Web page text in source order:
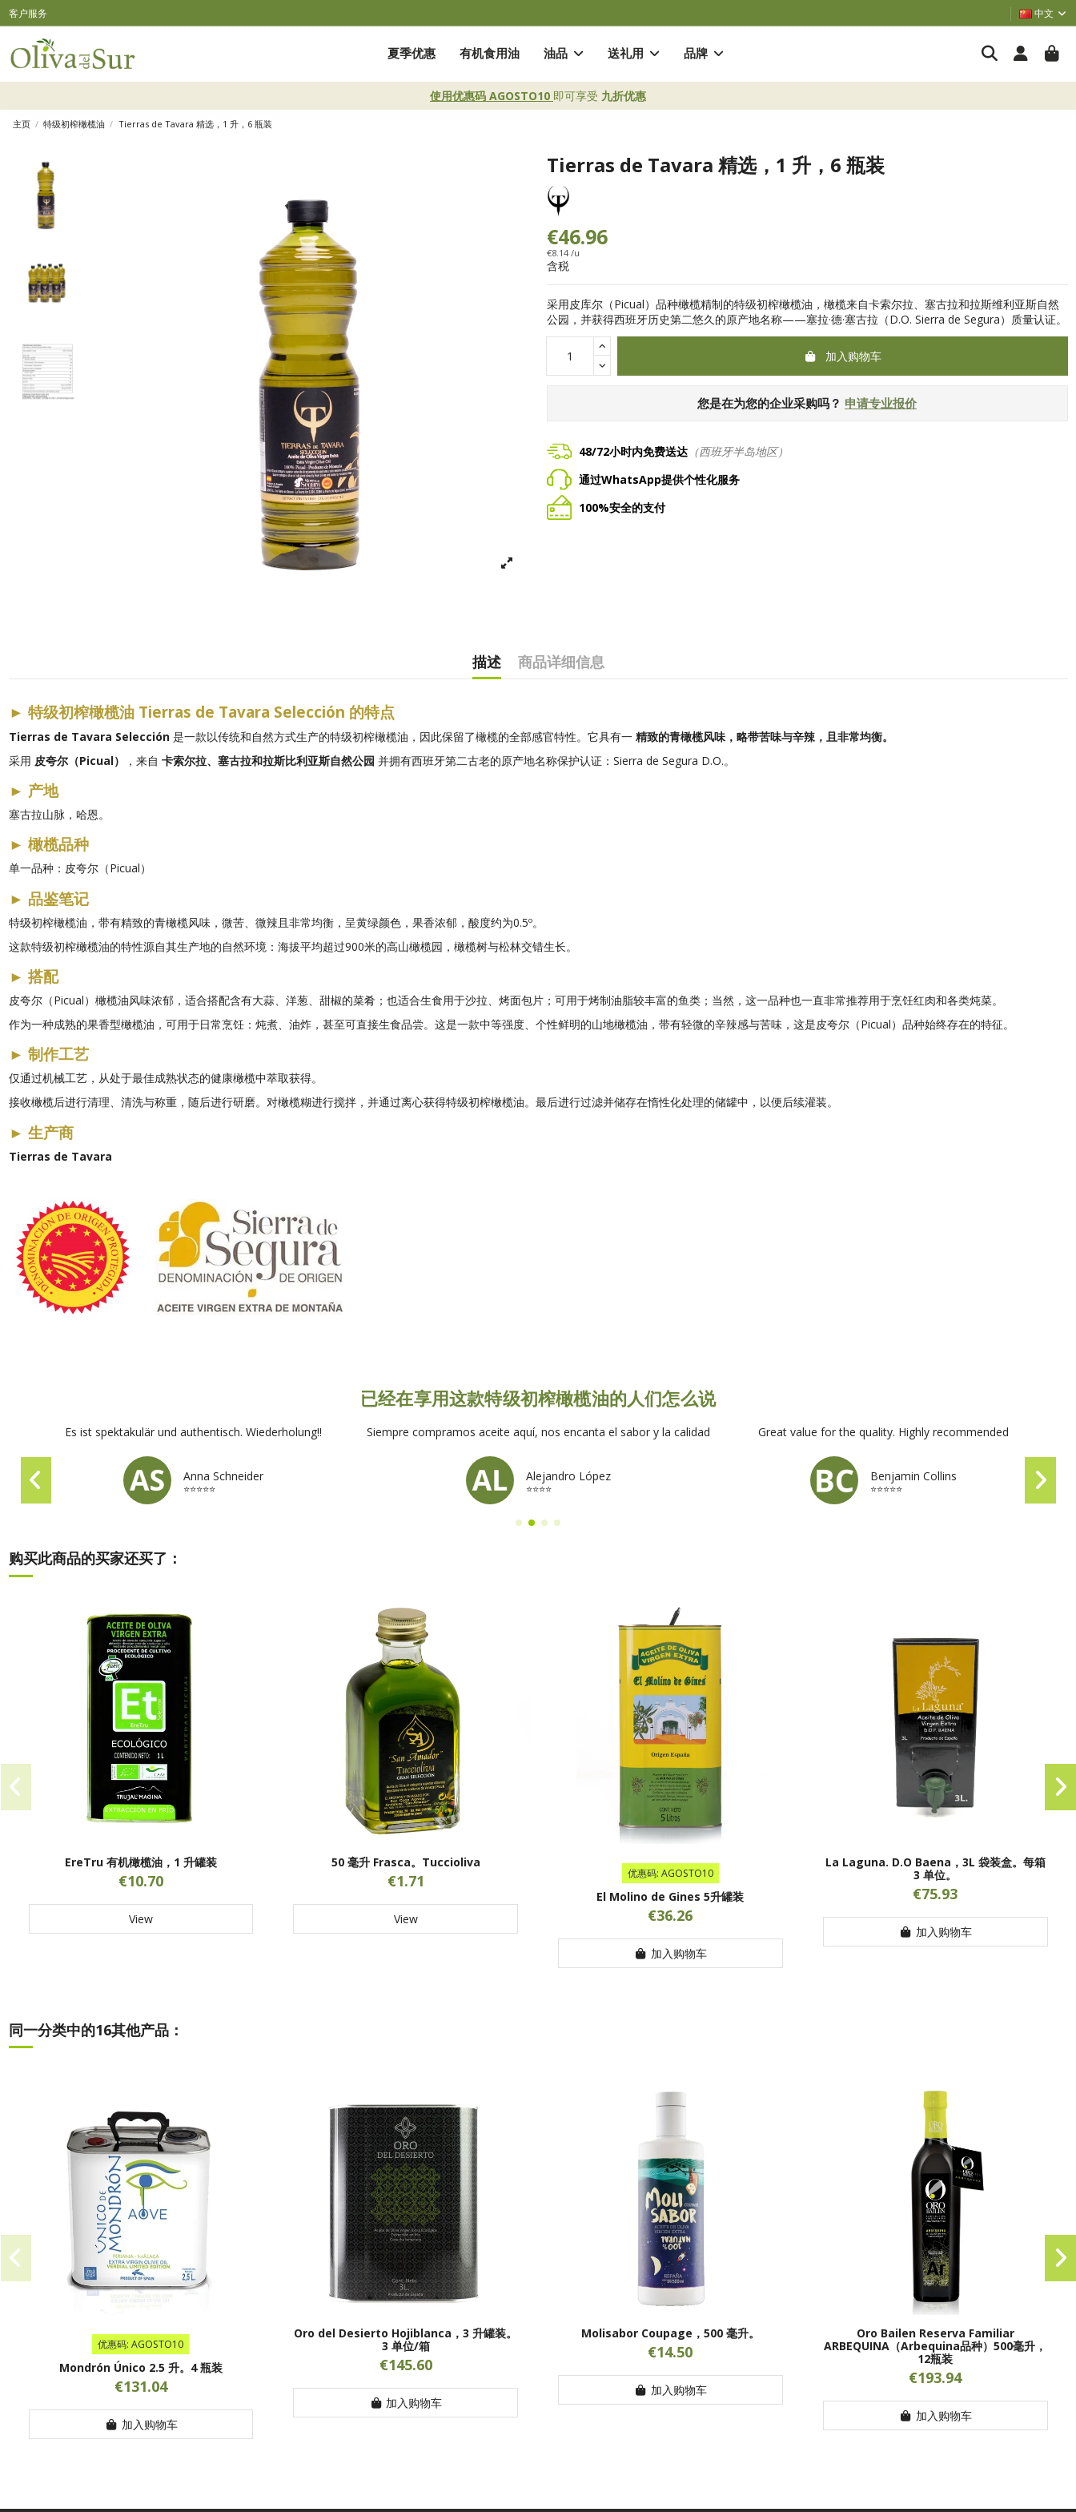
客户服务 中文
夏季优惠 有机食用油 油品 送礼用 品牌
使用优惠码 AGOSTO10 即可享受 九折优惠
主页 特级初榨橄榄油 Tierras de Tavara 精选，1 升，6 瓶装
Tierras de Tavara 精选，1 升，6 瓶装
€46.96
€8.14 /u
含税
采用皮库尔（Picual）品种橄榄精制的特级初榨橄榄油，橄榄来自卡索尔拉、塞古拉和拉斯维利亚斯自然
公园，并获得西班牙历史第二悠久的原产地名称——塞拉·德·塞古拉（D.O. Sierra de Segura）质量认证。
加入购物车
您是在为您的企业采购吗？ 申请专业报价
48/72小时内免费送达（西班牙半岛地区）
通过WhatsApp提供个性化服务
100%安全的支付
描述 商品详细信息
► 特级初榨橄榄油 Tierras de Tavara Selección 的特点
Tierras de Tavara Selección是一款以传统和自然方式生产的特级初榨橄榄油，因此保留了橄榄的全部感官特性。它具有一精致的青橄榄风味，略带苦味与辛辣，且非常均衡。
采用 皮夸尔（Picual） ，来自 卡索尔拉、塞古拉和拉斯比利亚斯自然公园 并拥有西班牙第二古老的原产地名称保护认证：Sierra de Segura D.O.。
► 产地
塞古拉山脉，哈恩。
► 橄榄品种
单一品种：皮夸尔（Picual）
► 品鉴笔记
特级初榨橄榄油，带有精致的青橄榄风味，微苦、微辣且非常均衡，呈黄绿颜色，果香浓郁，酸度约为0.5º。
这款特级初榨橄榄油的特性源自其生产地的自然环境：海拔平均超过900米的高山橄榄园，橄榄树与松林交错生长。
► 搭配
皮夸尔（Picual）橄榄油风味浓郁，适合搭配含有大蒜、洋葱、甜椒的菜肴；也适合生食用于沙拉、烤面包片；可用于烤制油脂较丰富的鱼类；当然，这一品种也一直非常推荐用于烹饪红肉和各类炖菜。
作为一种成熟的果香型橄榄油，可用于日常烹饪：炖煮、油炸，甚至可直接生食品尝。这是一款中等强度、个性鲜明的山地橄榄油，带有轻微的辛辣感与苦味，这是皮夸尔（Picual）品种始终存在的特征。
► 制作工艺
仅通过机械工艺，从处于最佳成熟状态的健康橄榄中萃取获得。
接收橄榄后进行清理、清洗与称重，随后进行研磨。对橄榄糊进行搅拌，并通过离心获得特级初榨橄榄油。最后进行过滤并储存在惰性化处理的储罐中，以便后续灌装。
► 生产商
Tierras de Tavara
已经在享用这款特级初榨橄榄油的人们怎么说
Es ist spektakulär und authentisch. Wiederholung!!
Anna Schneider
⭐⭐⭐⭐⭐
Siempre compramos aceite aquí, nos encanta el sabor y la calidad
Alejandro López
⭐⭐⭐⭐
Great value for the quality. Highly recommended
Benjamin Collins
⭐⭐⭐⭐⭐
购买此商品的买家还买了：
EreTru 有机橄榄油，1 升罐装
€10.70
View
50 毫升 Frasca。Tuccioliva
€1.71
View
优惠码: AGOSTO10
El Molino de Gines 5升罐装
€36.26
加入购物车
La Laguna. D.O Baena，3L 袋装盒。每箱
3 单位。
€75.93
加入购物车
同一分类中的16其他产品：
优惠码: AGOSTO10
Mondrón Único 2.5 升。4 瓶装
€131.04
加入购物车
Oro del Desierto Hojiblanca，3 升罐装。
3 单位/箱
€145.60
加入购物车
Molisabor Coupage，500 毫升。
€14.50
加入购物车
Oro Bailen Reserva Familiar
ARBEQUINA（Arbequina品种）500毫升，
12瓶装
€193.94
加入购物车